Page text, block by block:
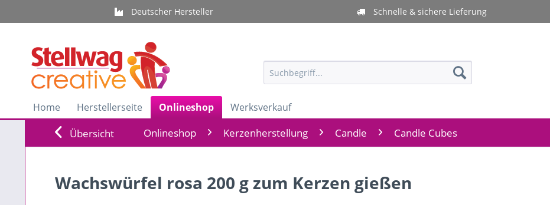
Deutscher Hersteller Schnelle & sichere Lieferung
Home Herstellerseite Onlineshop Werksverkauf
Übersicht Onlineshop Kerzenherstellung Candle Candle Cubes
Wachswürfel rosa 200 g zum Kerzen gießen